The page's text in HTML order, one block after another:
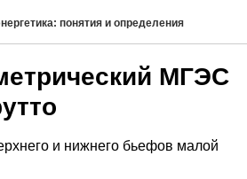
понятия и определения
МГЭС
и нижнего бьефов малой